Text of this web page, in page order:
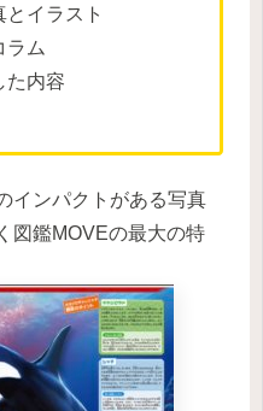
とイラスト
ラム
た内容
インパクトがある写真
図鑑MOVEの最大の特